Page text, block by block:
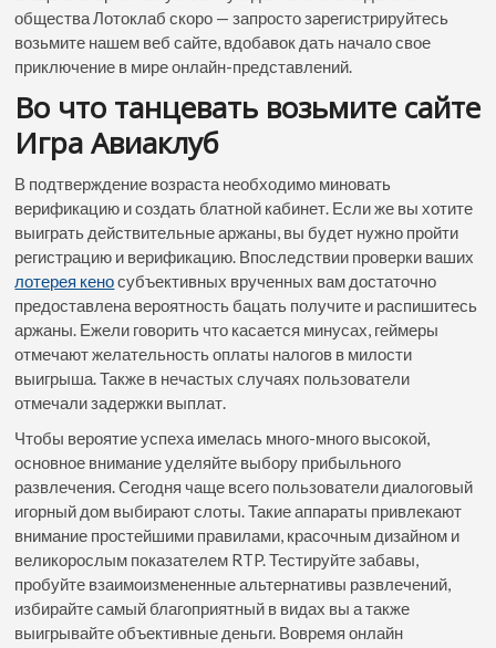
общества Лотоклаб скоро — запросто зарегистрируйтесь
возьмите нашем веб сайте, вдобавок дать начало свое
приключение в мире онлайн-представлений.
Во что танцевать возьмите сайте
Игра Авиаклуб
В подтверждение возраста необходимо миновать
верификацию и создать блатной кабинет. Если же вы хотите
выиграть действительные аржаны, вы будет нужно пройти
регистрацию и верификацию. Впоследствии проверки ваших
лотерея кеносубъективных врученных вам достаточно
предоставлена вероятность бацать получите и распишитесь
аржаны. Ежели говорить что касается минусах, геймеры
отмечают желательность оплаты налогов в милости
выигрыша. Также в нечастых случаях пользователи
отмечали задержки выплат.
Чтобы вероятие успеха имелась много-много высокой,
основное внимание уделяйте выбору прибыльного
развлечения. Сегодня чаще всего пользователи диалоговый
игорный дом выбирают слоты. Такие аппараты привлекают
внимание простейшими правилами, красочным дизайном и
великорослым показателем RTP. Тестируйте забавы,
пробуйте взаимоизмененные альтернативы развлечений,
избирайте самый благоприятный в видах вы а также
выигрывайте объективные деньги. Вовремя онлайн